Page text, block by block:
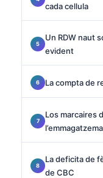
cada cellula
Un RDW naut
evident
La compta de
Los marcaires
La deficita de
de CBC